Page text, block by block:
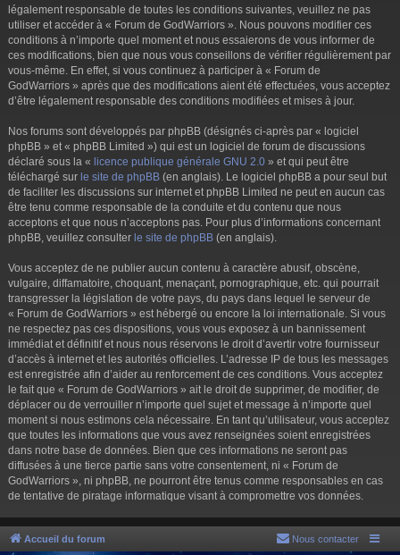
légalement responsable de toutes les conditions suivantes, veuillez ne pas
utiliser et accéder à « Forum de GodWarriors ». Nous pouvons modifier ces
conditions à n’importe quel moment et nous essaierons de vous informer de
ces modifications, bien que nous vous conseillons de vérifier régulièrement par
vous-même. En effet, si vous continuez à participer à « Forum de
GodWarriors » après que des modifications aient été effectuées, vous acceptez
d’être légalement responsable des conditions modifiées et mises à jour.
Nos forums sont développés par phpBB (désignés ci-après par « logiciel
phpBB » et « phpBB Limited ») qui est un logiciel de forum de discussions
déclaré sous la « licence publique générale GNU 2.0 » et qui peut être
téléchargé sur le site de phpBB (en anglais). Le logiciel phpBB a pour seul but
de faciliter les discussions sur internet et phpBB Limited ne peut en aucun cas
être tenu comme responsable de la conduite et du contenu que nous
acceptons et que nous n’acceptons pas. Pour plus d’informations concernant
phpBB, veuillez consulter le site de phpBB (en anglais).
Vous acceptez de ne publier aucun contenu à caractère abusif, obscène,
vulgaire, diffamatoire, choquant, menaçant, pornographique, etc. qui pourrait
transgresser la législation de votre pays, du pays dans lequel le serveur de
« Forum de GodWarriors » est hébergé ou encore la loi internationale. Si vous
ne respectez pas ces dispositions, vous vous exposez à un bannissement
immédiat et définitif et nous nous réservons le droit d’avertir votre fournisseur
d’accès à internet et les autorités officielles. L’adresse IP de tous les messages
est enregistrée afin d’aider au renforcement de ces conditions. Vous acceptez
le fait que « Forum de GodWarriors » ait le droit de supprimer, de modifier, de
déplacer ou de verrouiller n’importe quel sujet et message à n’importe quel
moment si nous estimons cela nécessaire. En tant qu’utilisateur, vous acceptez
que toutes les informations que vous avez renseignées soient enregistrées
dans notre base de données. Bien que ces informations ne seront pas
diffusées à une tierce partie sans votre consentement, ni « Forum de
GodWarriors », ni phpBB, ne pourront être tenus comme responsables en cas
de tentative de piratage informatique visant à compromettre vos données.
Accueil du forum Nous contacter